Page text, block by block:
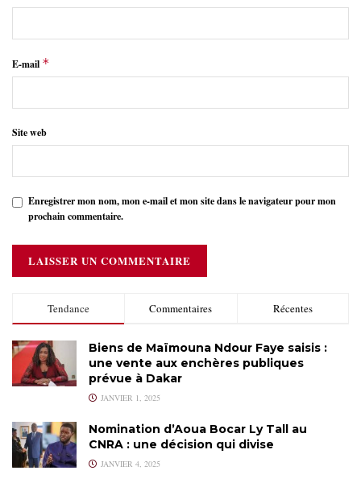
E-mail *
Site web
Enregistrer mon nom, mon e-mail et mon site dans le navigateur pour mon
prochain commentaire.
Tendance Commentaires Récentes
Biens de Maïmouna Ndour Faye saisis :
une vente aux enchères publiques
prévue à Dakar
JANVIER 1, 2025
Nomination d’Aoua Bocar Ly Tall au
CNRA : une décision qui divise
JANVIER 4, 2025